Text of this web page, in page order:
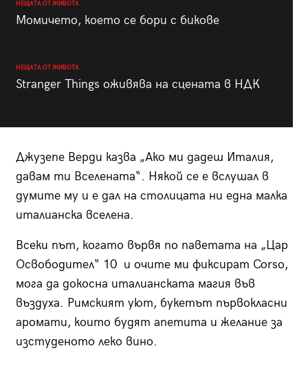
НЕЩАТА ОТ ЖИВОТА
Момичето, което се бори с бикове
НЕЩАТА ОТ ЖИВОТА
Stranger Things оживява на сцената в НДК
Джузепе Верди казва „Ако ми дадеш Италия,
давам ти Вселената“. Някой се е вслушал в
думите му и е дал на столицата ни една малка
италианска вселена.
Всеки път, когато вървя по паветата на „Цар
Освободител“ 10 и очите ми фиксират Corso,
мога да докосна италианската магия във
въздуха. Римският уют, букетът първокласни
аромати, които будят апетита и желание за
изстуденото леко вино.